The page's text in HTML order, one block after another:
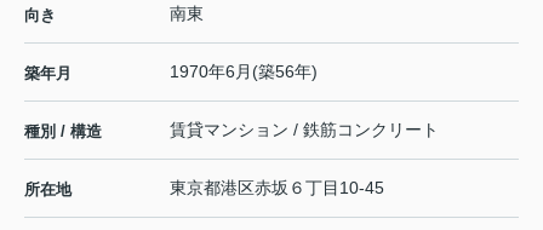
向き 南東
築年月 1970年6月(築56年)
種別 / 構造 賃貸マンション / 鉄筋コンクリート
所在地 東京都港区赤坂 ６丁目10-45